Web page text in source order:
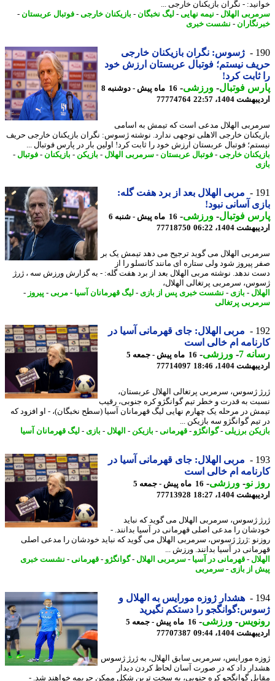
- نگران بازیکنان خارجی ...
الهلال-نیمه نهایی-لیگ نخبگان-بازیکنان خارجی-فوتبال عربستان-
- نشست خبری
ژسوس: نگران بازیکنان خارجی
نیستم؛ فوتبال عربستان ارزش خود
کرد!
فوتبال-ورزشی-
16 ماه پیش - دوشنبه 8
1404، 22:57
77774764
الهلال مدعی است که تیمش به اسامی
خارجی الاهلی توجهی ندارد. نوشته ژسوس: نگران بازیکنان خارجی حریف
فوتبال عربستان ارزش خود را ثابت کرد! اولین بار در پارس فوتبال ...
خارجی-فوتبال عربستان-سرمربی الهلال-بازیکن -بازیکنان-فوتبال-
مربی الهلال بعد از برد هفت گله:
آسانی نبود!
فوتبال-ورزشی-
16 ماه پیش - شنبه 6
1404، 06:22
77718750
الهلال می گوید ترجیح می دهد تیمش یک بر
پیروز شود ولی ستاره ای مانند کانسلو را از
ندهد. نوشته مربی الهلال بعد از برد هفت گله: - به گزارش ورزش سه ، ژرژ
سرمربی پرتغالی الهلال،
-بازی - نشست خبری پس از بازی - لیگ قهرمانان آسیا -مربی- پیروز-
پرتغالی
مربی الهلال: جای قهرمانی آسیا در
ام خالی است
7
-ورزشی-
16 ماه پیش - جمعه 5
1404، 18:46
77714097
ژسوس، سرمربی پرتغالی الهلال عربستان،
به قدرت و خطر تیم گوانگژو کره جنوبی، رقیب
در مرحله یک چهارم نهایی لیگ قهرمانان آسیا (سطح نخبگان)، - او افزود که
گوانگژو سه بازیکن ...
برزیلی-گوانگژو -قهرمانی-بازیکن -الهلال-بازی - لیگ قهرمانان آسیا
مربی الهلال: جای قهرمانی آسیا در
ام خالی است
نو- ورزشی-
16 ماه پیش - جمعه 5
1404، 18:27
77713928
ژسوس، سرمربی الهلال می گوید که نباید
را مدعی اصلی قهرمانی در آسیا بدانند. -
:ژرژ ژسوس، سرمربی الهلال می گوید که نباید خودشان را مدعی اصلی
در آسیا بدانند. ورزش ...
-قهرمانی در آسیا -سرمربی الهلال-گوانگژو -قهرمانی-نشست خبری
از بازی - سرمربی
هشدار ژوزه مورایس به الهلال و
را دستکم نگیرید
-ورزشی-
16 ماه پیش - جمعه 5
1404، 09:44
77707387
مورایس، سرمربی سابق الهلال، به ژرژ ژسوس
داد که در صورت آسان لحاظ کردن دیدار
گوانگجو کره جنوبی، به سخت ترین شکل ممکن جریمه خواهند شد. -